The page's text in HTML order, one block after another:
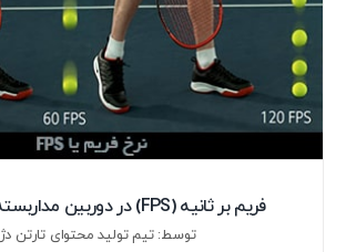
هایک ویژن
داهوا
تیاندی
فریم بر ثانیه (FPS) در دوربین مداربسته چیست؟
توسط: تیم تولید محتوای تارتن دژ